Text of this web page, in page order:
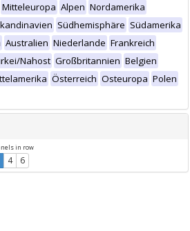
Mitteleuropa Alpen Nordamerika
Südhemisphäre Südamerika
Australien Niederlande Frankreich
Nahost Großbritannien Belgien
Österreich Osteuropa Polen
in row
4 6